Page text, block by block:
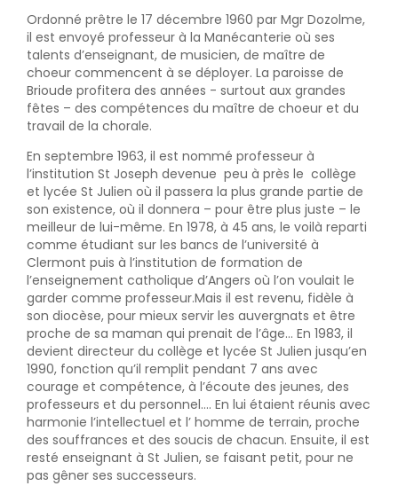
Ordonné prêtre le 17 décembre 1960 par Mgr Dozolme,
il est envoyé professeur à la Manécanterie où ses
talents d’enseignant, de musicien, de maître de
choeur commencent à se déployer. La paroisse de
Brioude profitera des années - surtout aux grandes
fêtes – des compétences du maître de choeur et du
travail de la chorale.
En septembre 1963, il est nommé professeur à
l’institution St Joseph devenue peu à près le collège
et lycée St Julien où il passera la plus grande partie de
son existence, où il donnera – pour être plus juste – le
meilleur de lui-même. En 1978, à 45 ans, le voilà reparti
comme étudiant sur les bancs de l’université à
Clermont puis à l’institution de formation de
l’enseignement catholique d’Angers où l’on voulait le
garder comme professeur.Mais il est revenu, fidèle à
son diocèse, pour mieux servir les auvergnats et être
proche de sa maman qui prenait de l’âge... En 1983, il
devient directeur du collège et lycée St Julien jusqu’en
1990, fonction qu’il remplit pendant 7 ans avec
courage et compétence, à l’écoute des jeunes, des
professeurs et du personnel.... En lui étaient réunis avec
harmonie l’intellectuel et l’ homme de terrain, proche
des souffrances et des soucis de chacun. Ensuite, il est
resté enseignant à St Julien, se faisant petit, pour ne
pas gêner ses successeurs.